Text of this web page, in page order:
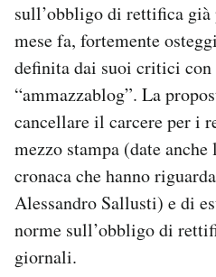
NEWSLETTER
I MIEI PREFERITI
SHOP
sull’obbligo di rettifica già
mese fa, fortemente
definita dai suoi critici
“ammazzablog”. La
cancellare il carcere per i
mezzo stampa (date
cronaca che hanno
Alessandro Sallusti) e di
norme sull’obbligo di
giornali.